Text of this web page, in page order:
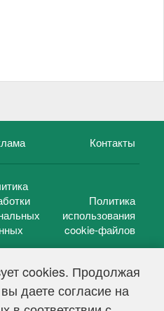
cookies. Продолжая
даете согласие на
Контакты
Политика
использования
cookie-файлов
2026 г.